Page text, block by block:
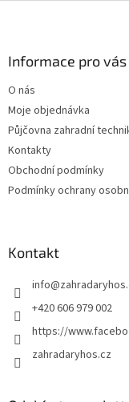
Informace pro vás
O nás
Moje objednávka
Půjčovna zahradní
Kontakty
Obchodní podmínky
Podmínky ochrany
Kontakt
info@
+420 606 979 002
https://
zahradaryhos.cz